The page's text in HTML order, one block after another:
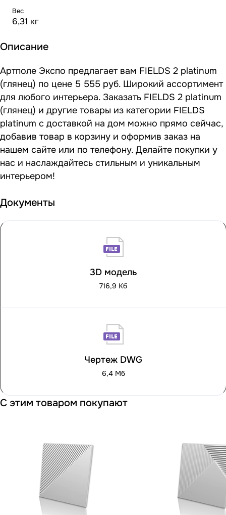
Вес
6,31 кг
Описание
Артполе Экспо предлагает вам FIELDS 2 platinum
(глянец) по цене 5 555 руб. Широкий ассортимент
для любого интерьера. Заказать FIELDS 2 platinum
(глянец) и другие товары из категории FIELDS
platinum с доставкой на дом можно прямо сейчас,
добавив товар в корзину и оформив заказ на
нашем сайте или по телефону. Делайте покупки у
нас и наслаждайтесь стильным и уникальным
интерьером!
Документы
3D модель
716,9 Кб
Чертеж DWG
6,4 Мб
С этим товаром покупают